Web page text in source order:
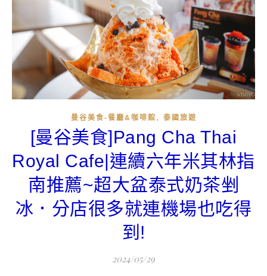
曼谷美食-餐廳&咖啡館 , 泰國旅遊
[曼谷美食]Pang Cha Thai
Royal Cafe|連續六年米其林指
南推薦~超大盆泰式奶茶剉
冰．分店很多就連機場也吃得
到!
2024/05/29